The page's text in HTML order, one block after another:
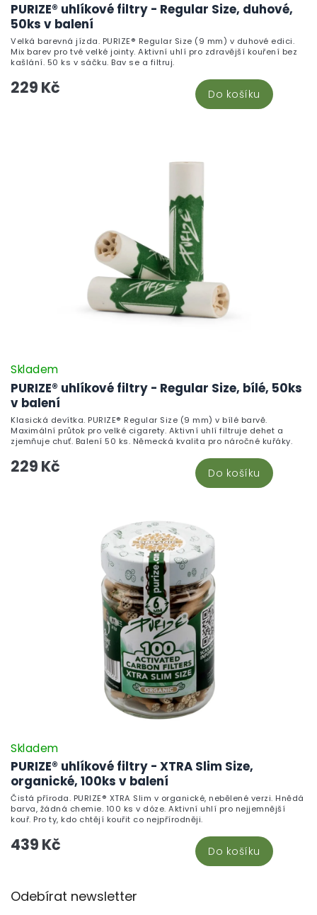
PURIZE® uhlíkové filtry - Regular Size, duhové,
50ks v balení
229 Kč Do košíku
Velká barevná jízda. PURIZE® Regular Size (9 mm) v duhové edici.
Mix barev pro tvé velké jointy. Aktivní uhlí pro zdravější kouření bez
kašlání. 50 ks v sáčku. Bav se a filtruj.
PURIZE® uhlíkové filtry - Regular Size, bílé, 50ks
v balení
Skladem
229 Kč Do košíku
Klasická devítka. PURIZE® Regular Size (9 mm) v bílé barvě.
Maximální průtok pro velké cigarety. Aktivní uhlí filtruje dehet a
zjemňuje chuť. Balení 50 ks. Německá kvalita pro náročné kuřáky.
PURIZE® uhlíkové filtry - XTRA Slim Size,
organické, 100ks v balení
Skladem
439 Kč Do košíku
Čistá příroda. PURIZE® XTRA Slim v organické, nebělené verzi. Hnědá
barva, žádná chemie. 100 ks v dóze. Aktivní uhlí pro nejjemnější
kouř. Pro ty, kdo chtějí kouřit co nejpřírodněji.
Odebírat newsletter